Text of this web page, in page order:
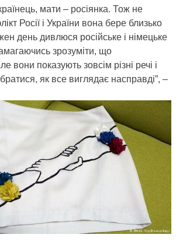
мати – росіянка. Тож не
Росії і України вона бере близько
день дивлюся російське і німецьке
зрозуміти, що
вони показують зовсім різні речі і
як все виглядає насправді”, –